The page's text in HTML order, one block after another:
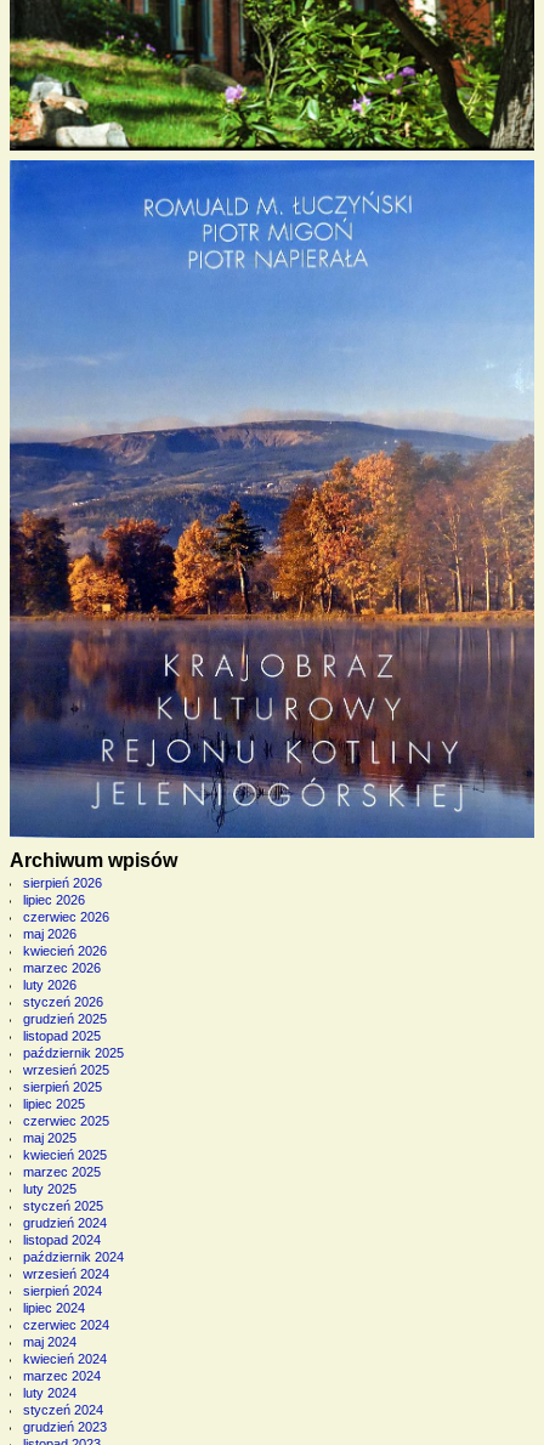
Archiwum wpisów
sierpień 2026
lipiec 2026
czerwiec 2026
maj 2026
kwiecień 2026
marzec 2026
luty 2026
styczeń 2026
grudzień 2025
listopad 2025
październik 2025
wrzesień 2025
sierpień 2025
lipiec 2025
czerwiec 2025
maj 2025
kwiecień 2025
marzec 2025
luty 2025
styczeń 2025
grudzień 2024
listopad 2024
październik 2024
wrzesień 2024
sierpień 2024
lipiec 2024
czerwiec 2024
maj 2024
kwiecień 2024
marzec 2024
luty 2024
styczeń 2024
grudzień 2023